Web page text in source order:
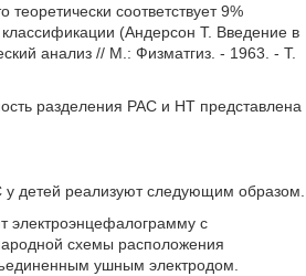
теоретически соответствует 9%
(Андерсон Т. Введение в
анализ // М.: Физматгиз. - 1963. - Т.
разделения РАС и НТ представлена
у детей реализуют следующим образом.
электроэнцефалограмму с
схемы расположения
ушным электродом.